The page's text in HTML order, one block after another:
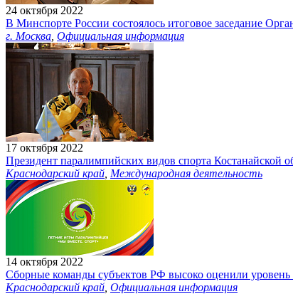
24 октября 2022
В Минспорте России состоялось итоговое заседание
г. Москва Официальная информация
17 октября 2022
Президент паралимпийских видов спорта
Краснодарский край Международная деятельность
14 октября 2022
Сборные команды субъектов РФ высоко оценили
Краснодарский край Официальная информация